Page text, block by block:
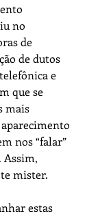
no
de
de dutos
e
que se
mais
nos “falar”
Assim,
mister.
estas